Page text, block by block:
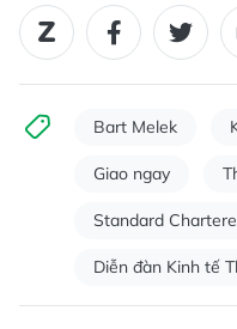
Bart Melek
Giao ngay
Standard
Diễn đàn Kinh tế